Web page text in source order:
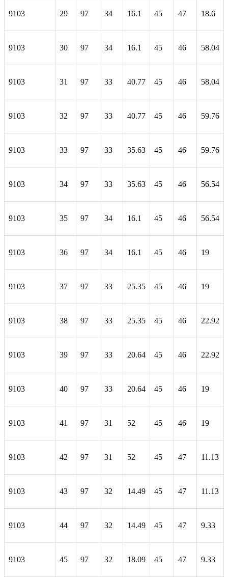
9103 29 97 34 16.1 45 47 18.6
9103 30 97 34 16.1 45 46 58.04
9103 31 97 33 40.77 45 46 58.04
9103 32 97 33 40.77 45 46 59.76
9103 33 97 33 35.63 45 46 59.76
9103 34 97 33 35.63 45 46 56.54
9103 35 97 34 16.1 45 46 56.54
9103 36 97 34 16.1 45 46 19
9103 37 97 33 25.35 45 46 19
9103 38 97 33 25.35 45 46 22.92
9103 39 97 33 20.64 45 46 22.92
9103 40 97 33 20.64 45 46 19
9103 41 97 31 52 45 46 19
9103 42 97 31 52 45 47 11.13
9103 43 97 32 14.49 45 47 11.13
9103 44 97 32 14.49 45 47 9.33
9103 45 97 32 18.09 45 47 9.33